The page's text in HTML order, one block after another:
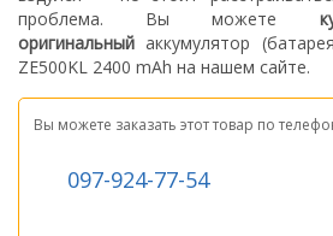
проблема. Вы можете
оригинальный аккумулятор
ZE500KL 2400 mAh на нашем сайте.
Вы можете заказать этот товар по
097-924-77-54